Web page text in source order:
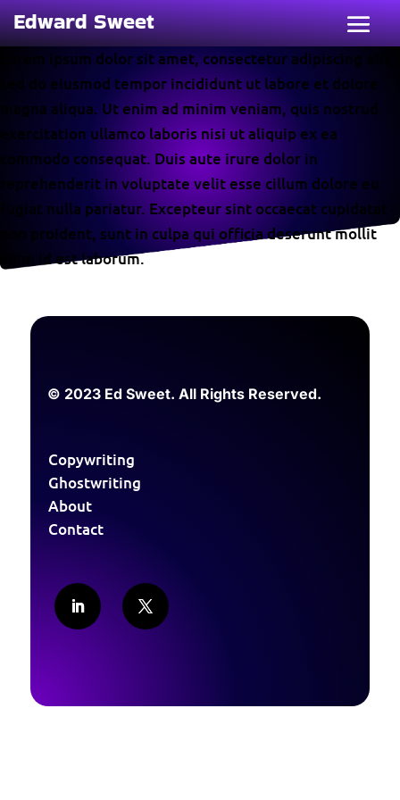
Edward Sweet
Lorem ipsum dolor sit amet, consectetur adipiscing elit,
sed do eiusmod tempor incididunt ut labore et dolore
magna aliqua. Ut enim ad minim veniam, quis nostrud
exercitation ullamco laboris nisi ut aliquip ex ea
commodo consequat. Duis aute irure dolor in
reprehenderit in voluptate velit esse cillum dolore eu
fugiat nulla pariatur. Excepteur sint occaecat cupidatat
non proident, sunt in culpa qui officia deserunt mollit
anim id est laborum.
© 2023 Ed Sweet. All Rights Reserved.
Copywriting
Ghostwriting
About
Contact